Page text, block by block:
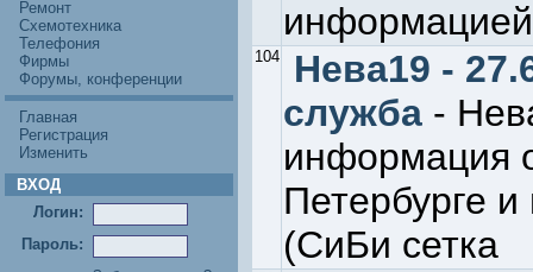
Ремонт
Схемотехника
Телефония
Фирмы
Форумы, конференции
Главная
Регистрация
Изменить
ВХОД
Логин:
Пароль:
информацией
104
Нева19 -
служба -
информация
Петербурге
(СиБи сетка